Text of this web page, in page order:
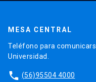
MESA CENTRAL
Teléfono para
Universidad.
phone (56)95504 4000